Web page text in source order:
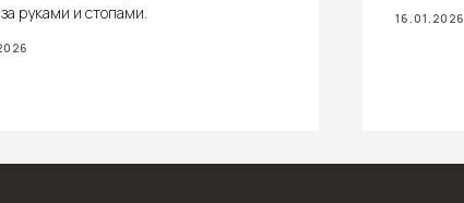
руками и стопами.
16.01.2026